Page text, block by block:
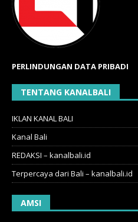
PERLINDUNGAN DATA PRIBADI
TENTANG KANALBALI
IKLAN KANAL BALI
Kanal Bali
REDAKSI – kanalbali.id
Terpercaya dari Bali – kanalbali.id
AMSI